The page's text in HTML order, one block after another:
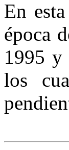
En
época
1995 y
los